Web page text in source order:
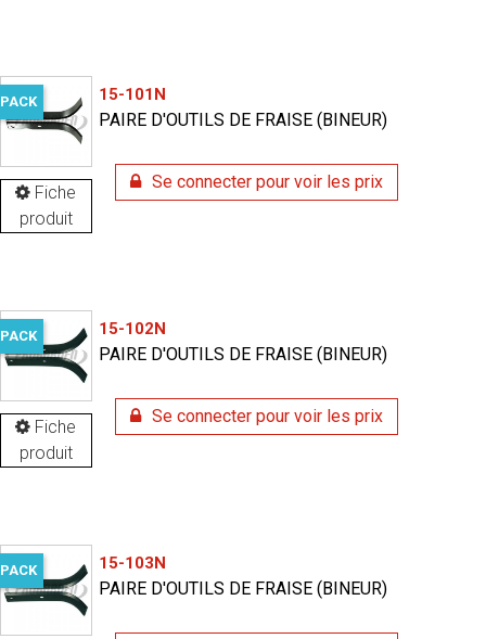
Fiche
produit
PACK 15-101N
PAIRE D'OUTILS DE FRAISE (BINEUR)
Se connecter pour voir les prix
Fiche
produit
PACK 15-102N
PAIRE D'OUTILS DE FRAISE (BINEUR)
Se connecter pour voir les prix
PACK 15-103N
PAIRE D'OUTILS DE FRAISE (BINEUR)